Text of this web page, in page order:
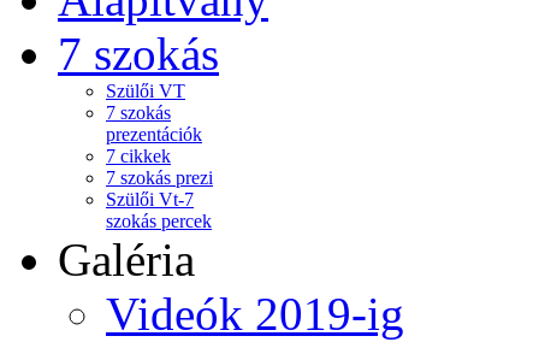
7 szokás
Szülői VT
7 szokás
prezentációk
7 cikkek
7 szokás prezi
Szülői Vt-7
szokás percek
Galéria
Videók 2019-ig